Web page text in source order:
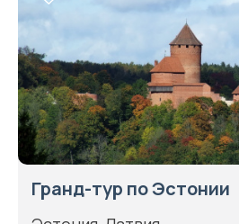
Гранд-тур по Эстонии